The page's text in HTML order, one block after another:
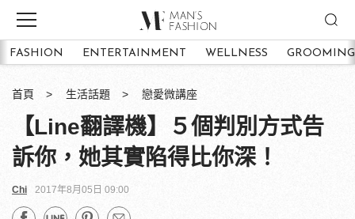
FASHION ENTERTAINMENT WELLNESS GROOMING
首頁 生活話題 戀愛微講座
【Line翻譯機】５個判別方式告
訴你，她其實陷得比你深！
Chi 2017年8月05日 09:00